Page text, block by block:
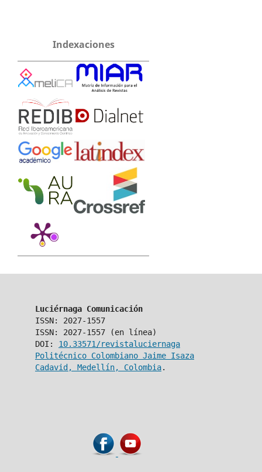
Indexaciones
Luciérnaga Comunicación
ISSN: 2027-1557
ISSN: 2027-1557 (en línea)
DOI: 10.33571/revistaluciernaga
Politécnico Colombiano Jaime Isaza
Cadavid, Medellín, Colombia.